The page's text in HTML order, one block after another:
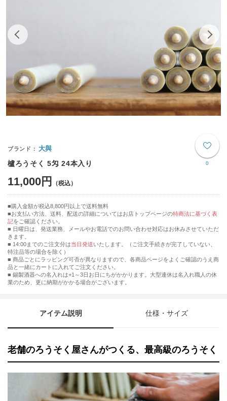
0
大與
櫨ろうそく 5匁 24本入り
11,000円
購入金額が税込8,800円以上で送料無料
お支払い方法、送料、配送の詳細についてはお店トップページの特商法に基づく表
記をご確認ください。
■ 日曜日は、発送業務、メールやお電話でのお問い合わせ対応はお休みさせていただ
きます。
■ 14:00までのご注文分は当日発送いたします。（ご注文手続きが完了していない、
特注品等の場合を除く）
■ 商品ごとにラッピング可否が異なりますので、各商品ページをよくご確認のうえ商
品と一緒にカートに入れてご注文ください。
■ 錫製酒器への名入れは+1～3日お日にちがかかります。大型連休は名入れ職人の休
業のため、更に納期がかかる場合がございます。
アイテム説明 仕様・サイズ
老舗のろうそく屋さんがつくる、最高級のろうそく